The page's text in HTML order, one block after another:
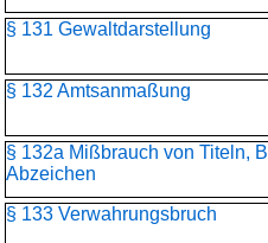
§ 131 Gewaltdarstellung
§ 132 Amtsanmaßung
§ 132a Mißbrauch von Titeln,
Abzeichen
§ 133 Verwahrungsbruch